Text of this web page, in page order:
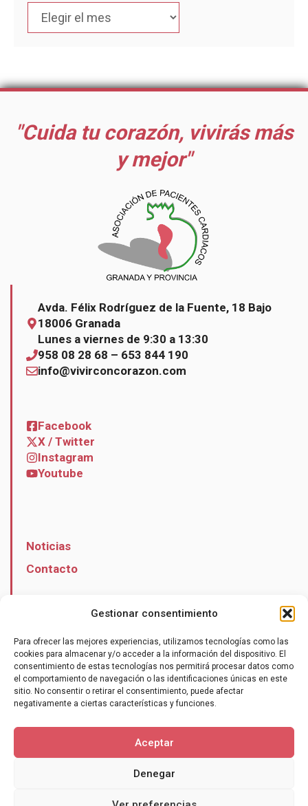
Gestionar consentimiento
Para ofrecer las mejores experiencias, utilizamos tecnologías como las
cookies para almacenar y/o acceder a la información del dispositivo. El
consentimiento de estas tecnologías nos permitirá procesar datos como
el comportamiento de navegación o las identificaciones únicas en este
sitio. No consentir o retirar el consentimiento, puede afectar
negativamente a ciertas características y funciones.
Aceptar
Denegar
"Cuida tu corazón, vivirás más
y mejor"
Avda. Félix Rodríguez de la Fuente, 18 Bajo
18006 Granada
Lunes a viernes de 9:30 a 13:30
958 08 28 68 – 653 844 190
info@vivirconcorazon.com
Facebook
X / Twitter
Instagram
Youtube
Noticias
Contacto
Hazte socio